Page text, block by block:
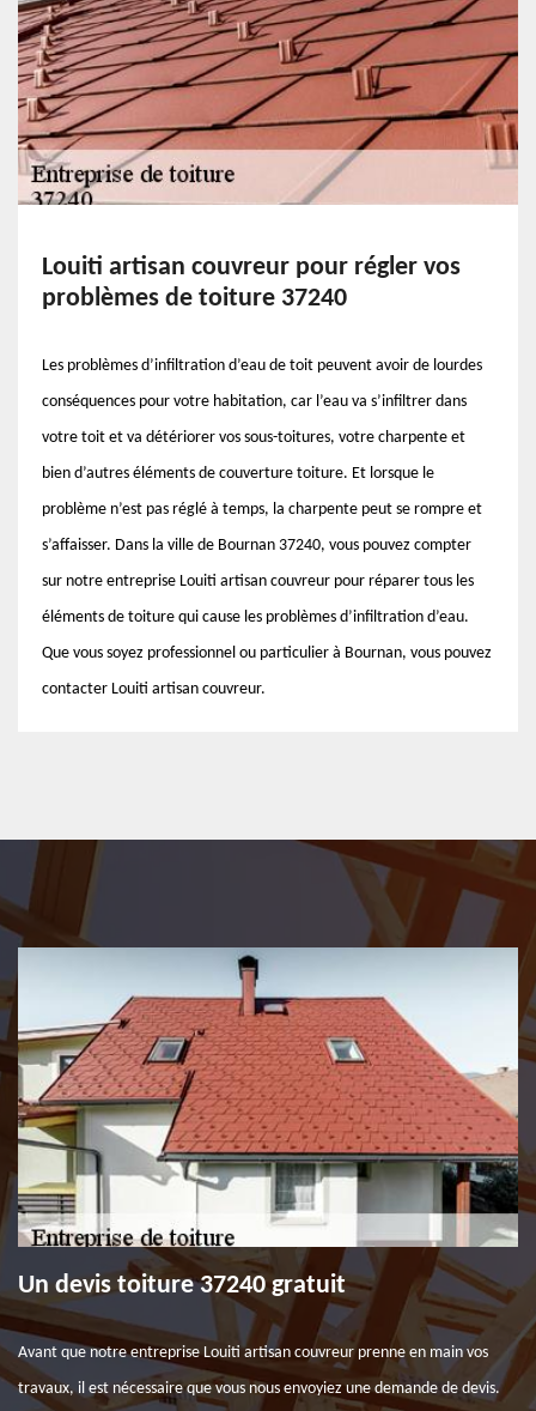
Louiti artisan couvreur pour régler vos
problèmes de toiture 37240
Les problèmes d’infiltration d’eau de toit peuvent avoir de lourdes
conséquences pour votre habitation, car l’eau va s’infiltrer dans
votre toit et va détériorer vos sous-toitures, votre charpente et
bien d’autres éléments de couverture toiture. Et lorsque le
problème n’est pas réglé à temps, la charpente peut se rompre et
s’affaisser. Dans la ville de Bournan 37240, vous pouvez compter
sur notre entreprise Louiti artisan couvreur pour réparer tous les
éléments de toiture qui cause les problèmes d’infiltration d’eau.
Que vous soyez professionnel ou particulier à Bournan, vous pouvez
contacter Louiti artisan couvreur.
Un devis toiture 37240 gratuit
Avant que notre entreprise Louiti artisan couvreur prenne en main vos
travaux, il est nécessaire que vous nous envoyiez une demande de devis.